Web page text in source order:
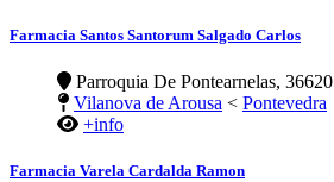
Farmacia Santos Santorum Salgado Carlos
Parroquia De Pontearnelas, 36620
Vilanova de Arousa < Pontevedra
+info
Farmacia Varela Cardalda Ramon